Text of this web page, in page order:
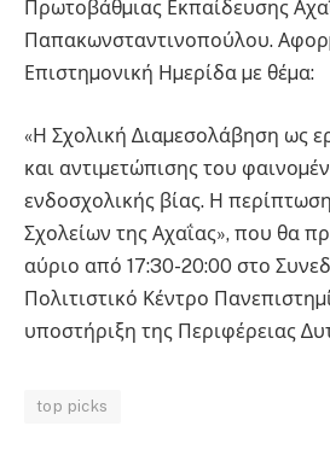
Πρωτοβάθµιας Εκπαίδευσης
Παπακωνσταντινοπούλου.
Επιστηµονική Ηµερίδα µε θέµα:
«Η Σχολική ∆ιαµεσολάβηση ως
και αντιµετώπισης του
ενδοσχολικής βίας. Η
Σχολείων της Αχαΐας», που θα
αύριο από 17:30-20:00 στο
Πολιτιστικό Κέντρο
υποστήριξη της Περιφέρειας
top picks